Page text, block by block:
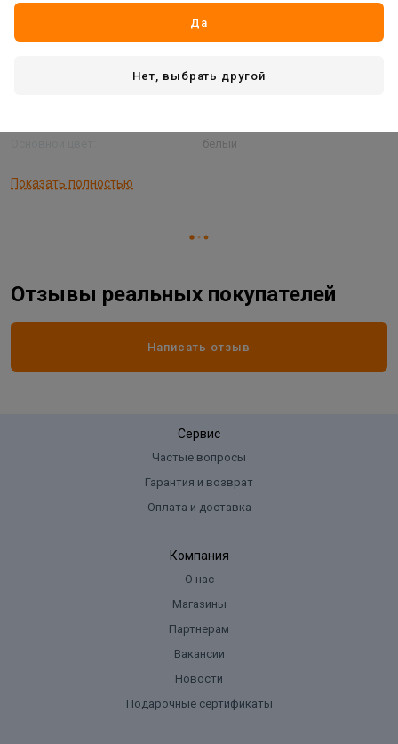
да
белый
Показать полностью
Отзывы реальных покупателей
Написать отзыв
Сервис
Частые вопросы
Гарантия и возврат
Оплата и доставка
Компания
О нас
Магазины
Партнерам
Вакансии
Новости
Подарочные сертификаты
Да
Нет, выбрать другой